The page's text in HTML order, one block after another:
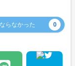
らなかった 0